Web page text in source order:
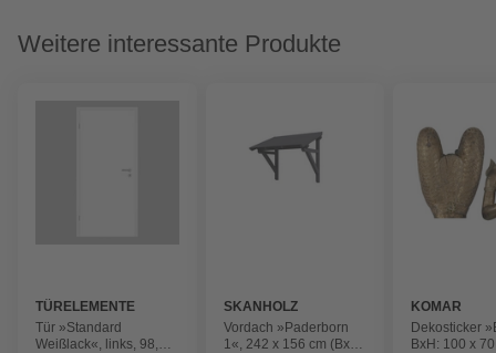
Weitere interessante Produkte
TÜRELEMENTE
BORNE
Tür »Standard
Weißlack«, links, 98,5 x
SKANHOLZ
Vordach »Paderborn
1«, 242 x 156 cm (BxT),
KOMAR
Dekosticker
BxH: 100 x